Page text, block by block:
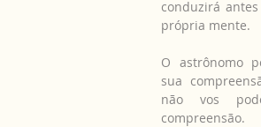
conduzirá
própria mente.
O astrônomo
sua
não vos
compreensão.